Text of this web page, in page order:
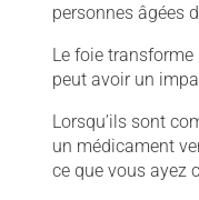
personnes âgées
Le foie
peut avoir un
Lorsqu’ils sont
un médicament
ce que vous ayez